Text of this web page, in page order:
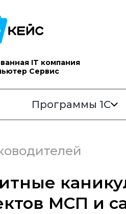
IT компания
Сервис
Программы 1С
МСП и